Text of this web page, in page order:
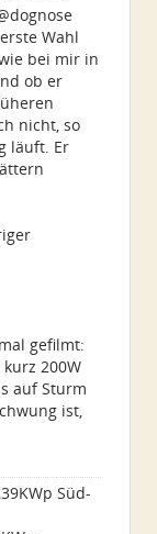
Wahl
bei mir in
ob er
nicht, so
läuft. Er
gefilmt:
kurz 200W
auf Sturm
ist,
Süd-